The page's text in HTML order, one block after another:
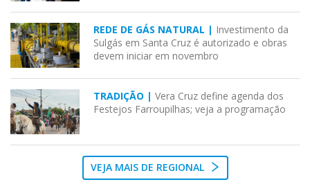
REDE DE GÁS NATURAL | Investimento da
Sulgás em Santa Cruz é autorizado e obras
devem iniciar em novembro
TRADIÇÃO | Vera Cruz define agenda dos
Festejos Farroupilhas; veja a programação
VEJA MAIS DE REGIONAL